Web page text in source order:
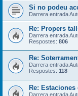
Si no podeu
Darrera entrada
Re: Propers
Darrera entrada
Respostes: 806
Re:
Darrera entrada
Respostes: 118
Re:
Darrera entrada